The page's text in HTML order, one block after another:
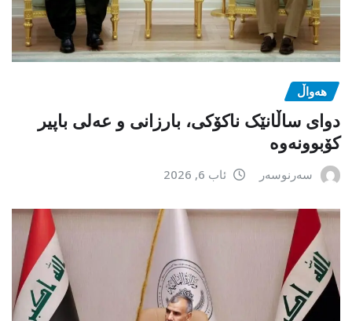
هەواڵ
دوای ساڵانێک ناکۆکی، بارزانی و عەلی باپیر
کۆبوونەوە
سەرنوسەر ئاب 6, 2026